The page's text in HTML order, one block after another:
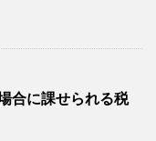
合に課せられる税